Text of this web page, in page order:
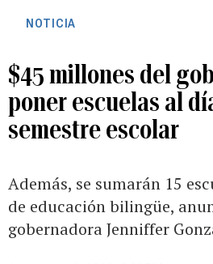
NOTICIA
$45 millones del
poner escuelas al
semestre escolar
Además, se sumarán 15
de educación bilingüe,
gobernadora Jenniffer